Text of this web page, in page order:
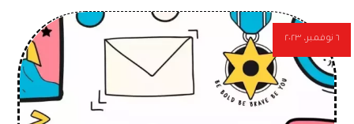
٦ نوفمبر، ٢٠٢٣